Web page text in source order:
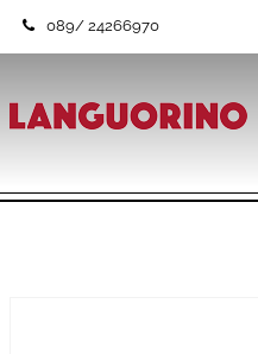
089/ 24266970